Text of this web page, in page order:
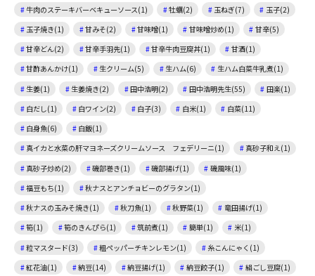
牛肉のステーキバーベキューソース(1)
牡蠣(2) 玉ねぎ(7)
玉子(2)
玉子焼き(1)
甘みそ(2) 甘味噌(1) 甘味噌炒め(1)
甘辛(5)
甘辛どん(2)
甘辛手羽先(1) 甘辛牛肉豆腐丼(1)
甘酒(1)
甘酢あんかけ(1)
生クリーム(5) 生ハム(6)
生ハム白菜牛乳煮(1)
生姜(1)
生姜焼き(2) 田中浩明(2) 田中浩明先生(55)
田楽(1)
白だし(1)
白ワイン(2) 白子(3) 白米(1)
白菜(11)
白身魚(6)
白飯(1)
真イカと水菜の肝マヨネーズクリームソース フェデリーニ(1)
真砂子和え(1)
真砂子炒め(2)
磯部巻き(1) 磯部揚げ(1)
磯風味(1)
福豆もち(1)
秋ナスとアンチョビーのグラタン(1)
秋ナスの玉みそ焼き(1)
秋刀魚(1) 秋野菜(1)
竜田揚げ(1)
筍(1)
筍のきんぴら(1) 筑前煮(1) 簡単(1)
米(1)
粒マスタード(3)
粗ペッパーチキンレモン(1)
糸こんにゃく(1)
紅花油(1)
納豆(14) 納豆揚げ(1) 納豆餃子(1)
絹ごし豆腐(1)